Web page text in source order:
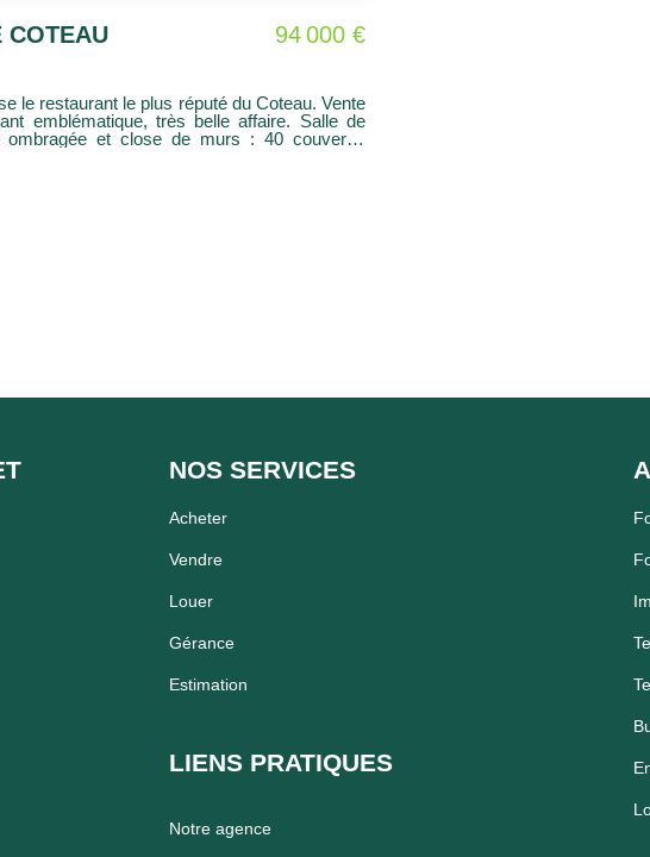
COTEAU 94 000 €
le restaurant le plus réputé du Coteau. Vente
emblématique, très belle affaire. Salle de
ombragée et close de murs : 40 couverts.
NOS SERVICES
Acheter
Vendre
Louer
Gérance
Estimation
LIENS PRATIQUES
Notre agence